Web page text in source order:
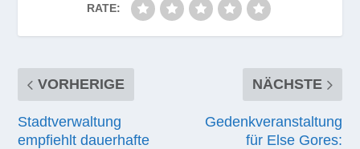
RATE:
VORHERIGE
Stadtverwaltung
empfiehlt dauerhafte
NÄCHSTE
Gedenkveranstaltung
für Else Gores: